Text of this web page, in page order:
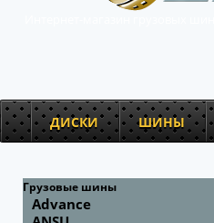
ДИСКИ ШИНЫ
Грузовые шины
Advance